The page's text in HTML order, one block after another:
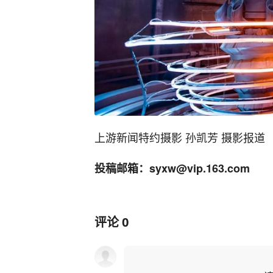
上游新闻特约摄影 孙凯芳 摄影报道
投稿邮箱：syxw@vip.163.com
评论0